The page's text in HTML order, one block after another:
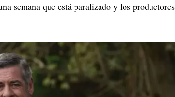
semana que está paralizado y los productores